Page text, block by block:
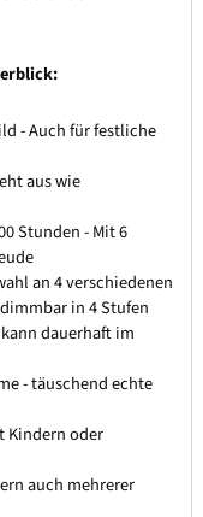
- Auch für festliche
aus wie
Stunden - Mit 6
an 4 verschiedenen
in 4 Stufen
dauerhaft im
- täuschend echte
Kindern oder
auch mehrerer